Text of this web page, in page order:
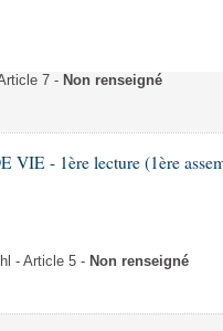
7 - Non renseigné
VIE - 1ère lecture (1ère
- Article 5 - Non renseigné